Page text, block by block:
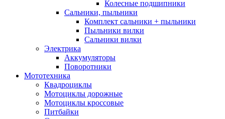
Колесные подшипники
Сальники, пыльники
Комплект сальники + пыльники
Пыльники вилки
Сальники вилки
Электрика
Аккумуляторы
Поворотники
Мототехника
Квадроциклы
Мотоциклы дорожные
Мотоциклы кроссовые
Питбайки